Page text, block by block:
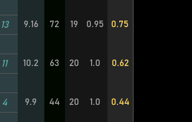
13 9.16 72 19 0.95 0.75
11 10.2 63 20 1.0 0.62
4 9.9 44 20 1.0 0.44